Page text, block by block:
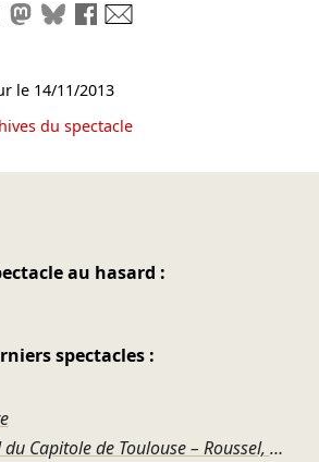
le lien
Partager sur LinkedIn
Partager sur Mastodon
Partager sur Bluesky
Partager sur Facebook
le 14/11/2013
du spectacle
au hasard :
spectacles :
Orchestre national du Capitole de Toulouse – Roussel, Ravel, Offenbach, Rosenthal, Gershwin